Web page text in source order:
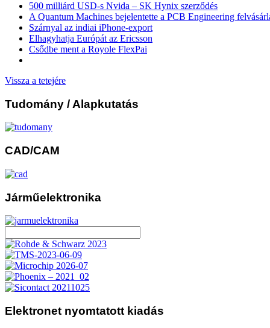
500 milliárd USD-s Nvida – SK Hynix szerződés
A Quantum Machines bejelentette a PCB Engineering
Szárnyal az indiai iPhone-export
Elhagyhatja Európát az Ericsson
Csődbe ment a Royole FlexPai
Vissza a tetejére
Tudomány / Alapkutatás
CAD/CAM
Járműelektronika
Elektronet nyomtatott kiadás